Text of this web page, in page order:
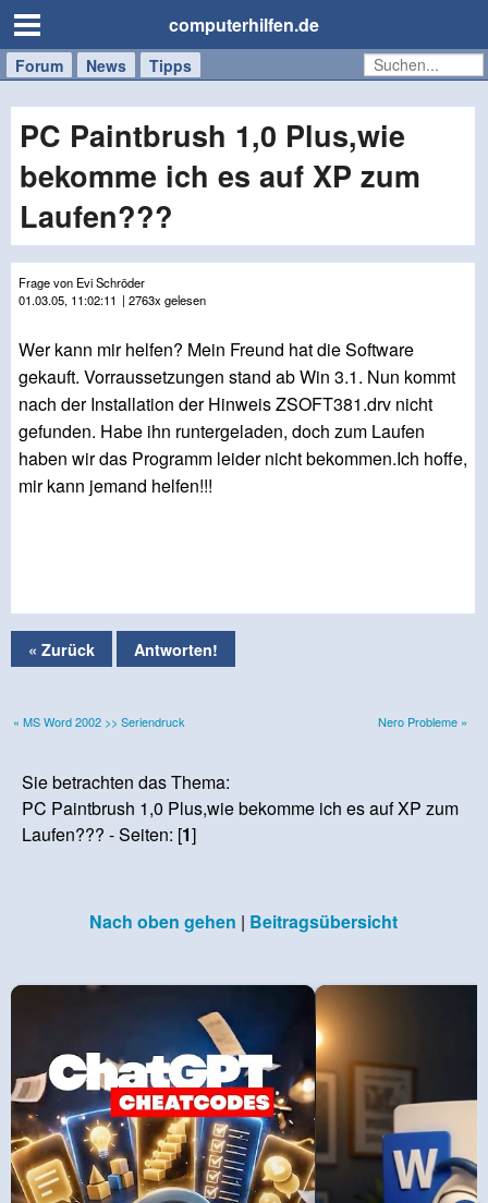
computerhilfen.de
Forum News Tipps
Handy
Tablet
Windows
Mac
PC Paintbrush 1,0 Plus,wie
bekomme ich es auf XP zum
Laufen???
Frage von Evi Schröder
01.03.05, 11:02:11 | 2763x gelesen
Wer kann mir helfen? Mein Freund hat die Software
gekauft. Vorraussetzungen stand ab Win 3.1. Nun kommt
nach der Installation der Hinweis ZSOFT381.drv nicht
gefunden. Habe ihn runtergeladen, doch zum Laufen
haben wir das Programm leider nicht bekommen.Ich hoffe,
mir kann jemand helfen!!!
« Zurück Antworten!
« MS Word 2002 >> Seriendruck Nero Probleme »
Sie betrachten das Thema:
PC Paintbrush 1,0 Plus,wie bekomme ich es auf XP zum
Laufen??? - Seiten: [1]
Nach oben gehen | Beitragsübersicht